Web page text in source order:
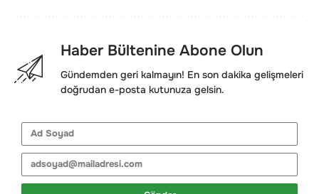
Haber Bültenine Abone Olun
Gündemden geri kalmayın! En son dakika gelişmeleri
doğrudan e-posta kutunuza gelsin.